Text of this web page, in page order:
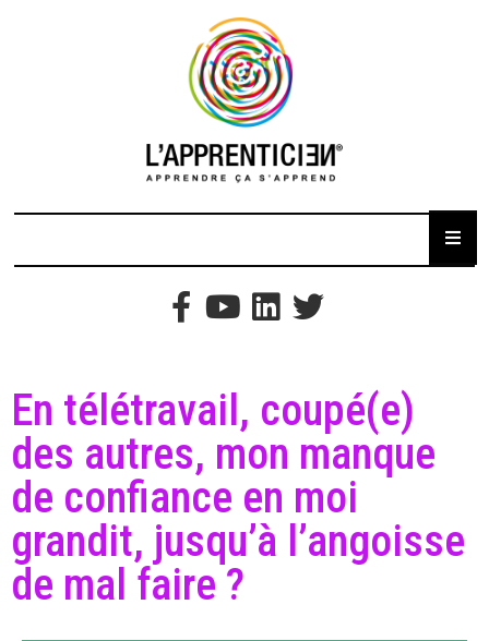
En télétravail, coupé(e)
des autres, mon manque
de confiance en moi
grandit, jusqu’à l’angoisse
de mal faire ?